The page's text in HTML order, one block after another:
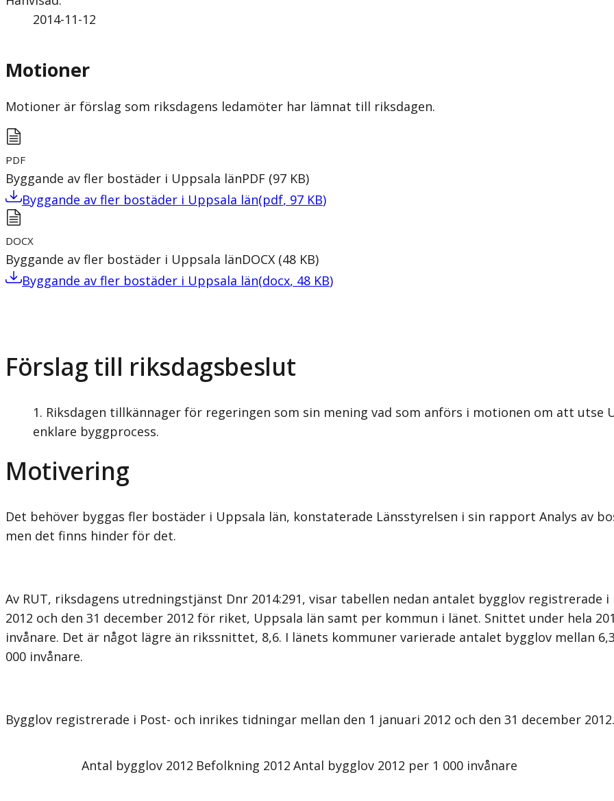
2014-11-12
Motioner
Motioner är förslag som riksdagens ledamöter har lämnat till riksdagen.
PDF
Byggande av fler bostäder i Uppsala länPDF (97 KB)
Byggande av fler bostäder i Uppsala län(pdf, 97 KB)
DOCX
Byggande av fler bostäder i Uppsala länDOCX (48 KB)
Byggande av fler bostäder i Uppsala län(docx, 48 KB)
Förslag till riksdagsbeslut
Riksdagen tillkännager för regeringen som sin mening vad som anförs i motionen om att utse
enklare byggprocess.
Motivering
Det behöver byggas fler bostäder i Uppsala län, konstaterade Länsstyrelsen i sin rapport Analys av
men det finns hinder för det.
Av RUT, riksdagens utredningstjänst Dnr 2014:291, visar tabellen nedan antalet bygglov registrerade
2012 och den 31 december 2012 för riket, Uppsala län samt per kommun i länet. Snittet under hela
invånare. Det är något lägre än rikssnittet, 8,6. I länets kommuner varierade antalet bygglov mellan
000 invånare.
Bygglov registrerade i Post- och inrikes tidningar mellan den 1 januari 2012 och den 31 december 2012.
Antal bygglov 2012 Befolkning 2012 Antal bygglov 2012 per 1 000 invånare